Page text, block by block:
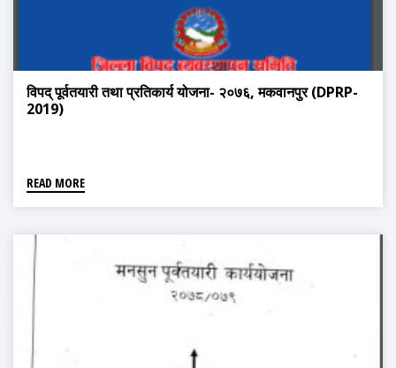
विपद् पूर्वतयारी तथा प्रतिकार्य योजना- २०७६, मकवानपुर (DPRP-
2019)
READ MORE